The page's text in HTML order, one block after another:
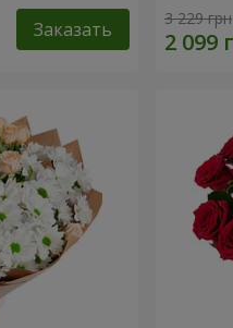
Заказать 3 229 грн